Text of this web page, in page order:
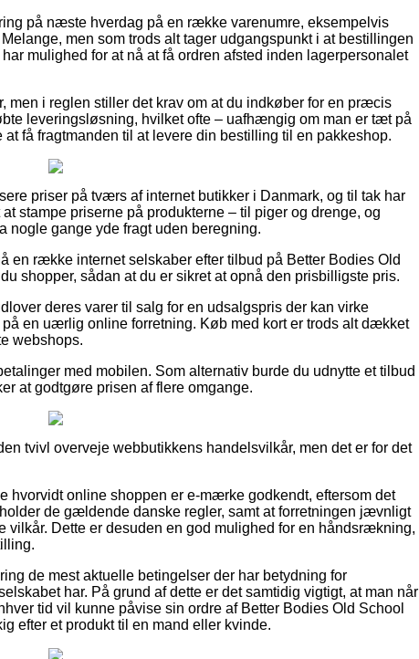
på næste hverdag på en række varenumre, eksempelvis
men som trods alt tager udgangspunkt i at bestillingen
mulighed for at nå at få ordren afsted inden lagerpersonalet
men i reglen stiller det krav om at du indkøber for en præcis
leveringsløsning, hvilket ofte – uafhængig om man er tæt på
få fragtmanden til at levere din bestilling til en pakkeshop.
priser på tværs af internet butikker i Danmark, og til tak har
stampe priserne på produkterne – til piger og drenge, og
nogle gange yde fragt uden beregning.
en række internet selskaber efter tilbud på Better Bodies Old
shopper, sådan at du er sikret at opnå den prisbilligste pris.
deres varer til salg for en udsalgspris der kan virke
en uærlig online forretning. Køb med kort er trods alt dækket
webshops.
med mobilen. Som alternativ burde du udnytte et tilbud
at godtgøre prisen af flere omgange.
tvivl overveje webbutikkens handelsvilkår, men det er for det
hvorvidt online shoppen er e-mærke godkendt, eftersom det
de gældende danske regler, samt at forretningen jævnligt
Dette er desuden en god mulighed for en håndsrækning,
de mest aktuelle betingelser der har betydning for
har. På grund af dette er det samtidig vigtigt, at man når
tid vil kunne påvise sin ordre af Better Bodies Old School
efter et produkt til en mand eller kvinde.